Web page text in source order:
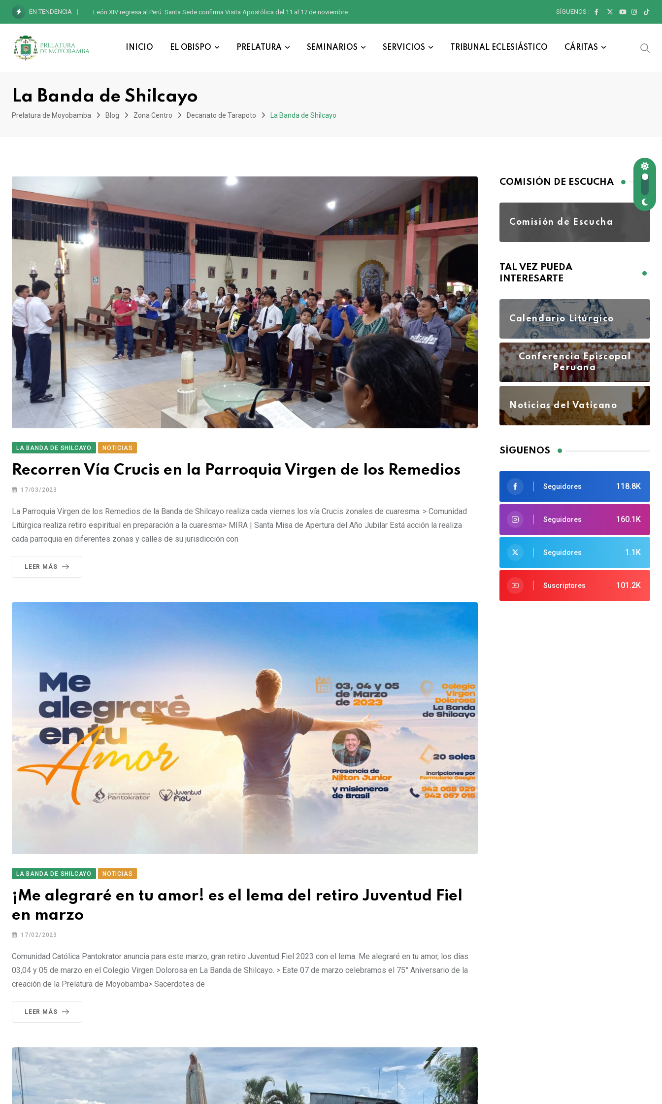
EN TENDENCIA León XIV regresa al Perú: Santa Sede confirma Visita Apostólica del 11 al 17 de noviembre SÍGUENOS :
INICIO EL OBISPO PRELATURA SEMINARIOS SERVICIOS TRIBUNAL ECLESIÁSTICO CÁRITAS
La Banda de Shilcayo
Prelatura de Moyobamba Blog Zona Centro Decanato de Tarapoto La Banda de Shilcayo
LA BANDA DE SHILCAYO NOTICIAS
Recorren Vía Crucis en la Parroquia Virgen de los Remedios
17/03/2023
La Parroquia Virgen de los Remedios de la Banda de Shilcayo realiza cada viernes los vía Crucis zonales de cuaresma. > Comunidad
Litúrgica realiza retiro espiritual en preparación a la cuaresma> MIRA | Santa Misa de Apertura del Año Jubilar Está acción la realiza
cada parroquia en diferentes zonas y calles de su jurisdicción con
LEER MÁS
LA BANDA DE SHILCAYO NOTICIAS
¡Me alegraré en tu amor! es el lema del retiro Juventud Fiel
en marzo
17/02/2023
Comunidad Católica Pantokrator anuncia para este marzo, gran retiro Juventud Fiel 2023 con el lema: Me alegraré en tu amor, los días
03,04 y 05 de marzo en el Colegio Virgen Dolorosa en La Banda de Shilcayo. > Este 07 de marzo celebramos el 75° Aniversario de la
creación de la Prelatura de Moyobamba> Sacerdotes de
LEER MÁS
COMISIÓN DE ESCUCHA
Comisión de Escucha
TAL VEZ PUEDA
INTERESARTE
Calendario Litúrgico
Conferencia Episcopal
Peruana
Noticias del Vaticano
SÍGUENOS
118.8K
Seguidores
160.1K
Seguidores
1.1K
Seguidores
101.2K
Suscriptores